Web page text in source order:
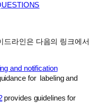
드라인은 다음의 링크에서
and notification
for labeling and
provides guidelines for